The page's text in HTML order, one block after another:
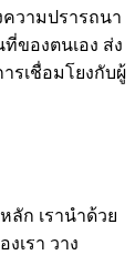
วามปรารถนา
ของตนเอง ส่ง
รเชื่อมโยงกับผู้
ลัก เรานำด้วย
เรา วาง